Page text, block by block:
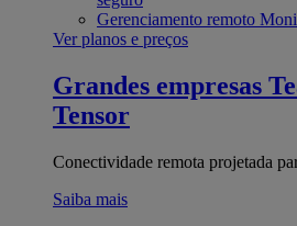
Gerenciamento remoto
Ver planos e preços
Grandes empresas
Tensor
Conectividade remota projetada
Saiba mais